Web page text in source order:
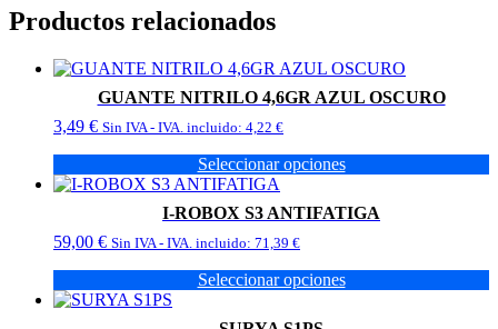
Productos relacionados
GUANTE NITRILO 4,6GR AZUL OSCURO
3,49 € Sin IVA - IVA. incluido: 4,22 €
Seleccionar opciones
Este
múltiples
opciones
I-ROBOX S3 ANTIFATIGA
59,00 € Sin IVA - IVA. incluido: 71,39 €
Seleccionar opciones
Este